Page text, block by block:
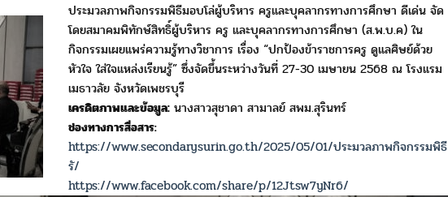
ประมวลภาพกิจกรรมพิธีมอบโล่ผู้บริหาร ครูและบุคลากรทางการศึกษา ดีเด่น จัด
โดยสมาคมพิทักษ์สิทธิ์ผู้บริหาร ครู และบุคลากรทางการศึกษา (ส.พ.บ.ค) ใน
กิจกรรมเผยแพร่ความรู้ทางวิชาการ เรื่อง “ปกป้องข้าราชการครู ดูแลศิษย์ด้วย
หัวใจ ใส่ใจแหล่งเรียนรู้” ซึ่งจัดขึ้นระหว่างวันที่ 27-30 เมษายน 2568 ณ โรงแรม
เมธาวลัย จังหวัดเพชรบุรี
เครดิตภาพและข้อมูล:นางสาวสุชาดา สามาลย์ สพม.สุรินทร์
ช่องทางการสื่อสาร:
https://www.secondarysurin.go.th/2025/05/01/ประมวลภาพกิจกรรมพิธี
รั/
https://www.facebook.com/share/p/12Jtsw7yNr6/